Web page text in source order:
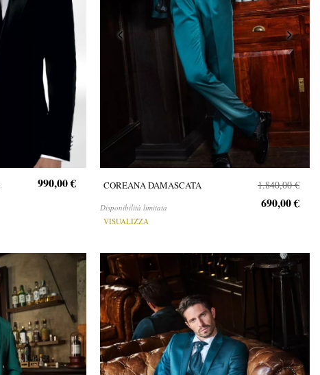
990,00 € COREANA DAMASCATA
Disponibilità limitata
VISUALIZZA
1.840,00 €
690,00 €